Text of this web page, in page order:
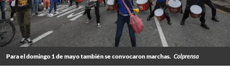
Para el domingo 1 de mayo también se convocaron marchas. Colprensa